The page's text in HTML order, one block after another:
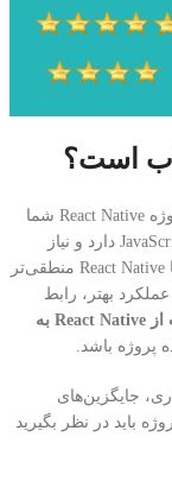
است؟
پاسخ این سؤال به شرایط پروژه بستگی دارد. اگر پروژه React Native شما
پایدار است، تیم توسعه تجربه بالایی در اکوسیستم JavaScript دارد و نیاز
خاصی به امکانات Flutter ندارید، شاید ادامه توسعه با React Native منطقی‌تر
عملکرد بهتر، رابط
مهاجرت از React Native به
پروژه باشد.
جایگزین‌های
باید در نظر بگیرید